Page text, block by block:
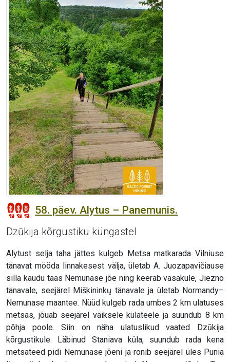
58. päev. Alytus – Panemunis.
Dzūkija kõrgustiku küngastel
Alytust selja taha jättes kulgeb Metsa matkarada Vilniuse
tänavat mööda linnakesest välja, ületab A. Juozapavičiause
silla kaudu taas Nemunase jõe ning keerab vasakule, Jiezno
tänavale, seejärel Miškininkų tänavale ja ületab Normandy–
Nemunase maantee. Nüüd kulgeb rada umbes 2 km ulatuses
metsas, jõuab seejärel väiksele külateele ja suundub 8 km
põhja poole. Siin on näha ulatuslikud vaated Dzūkija
kõrgustikule. Läbinud Staniava küla, suundub rada kena
metsateed pidi Nemunase jõeni ja ronib seejärel üles Punia